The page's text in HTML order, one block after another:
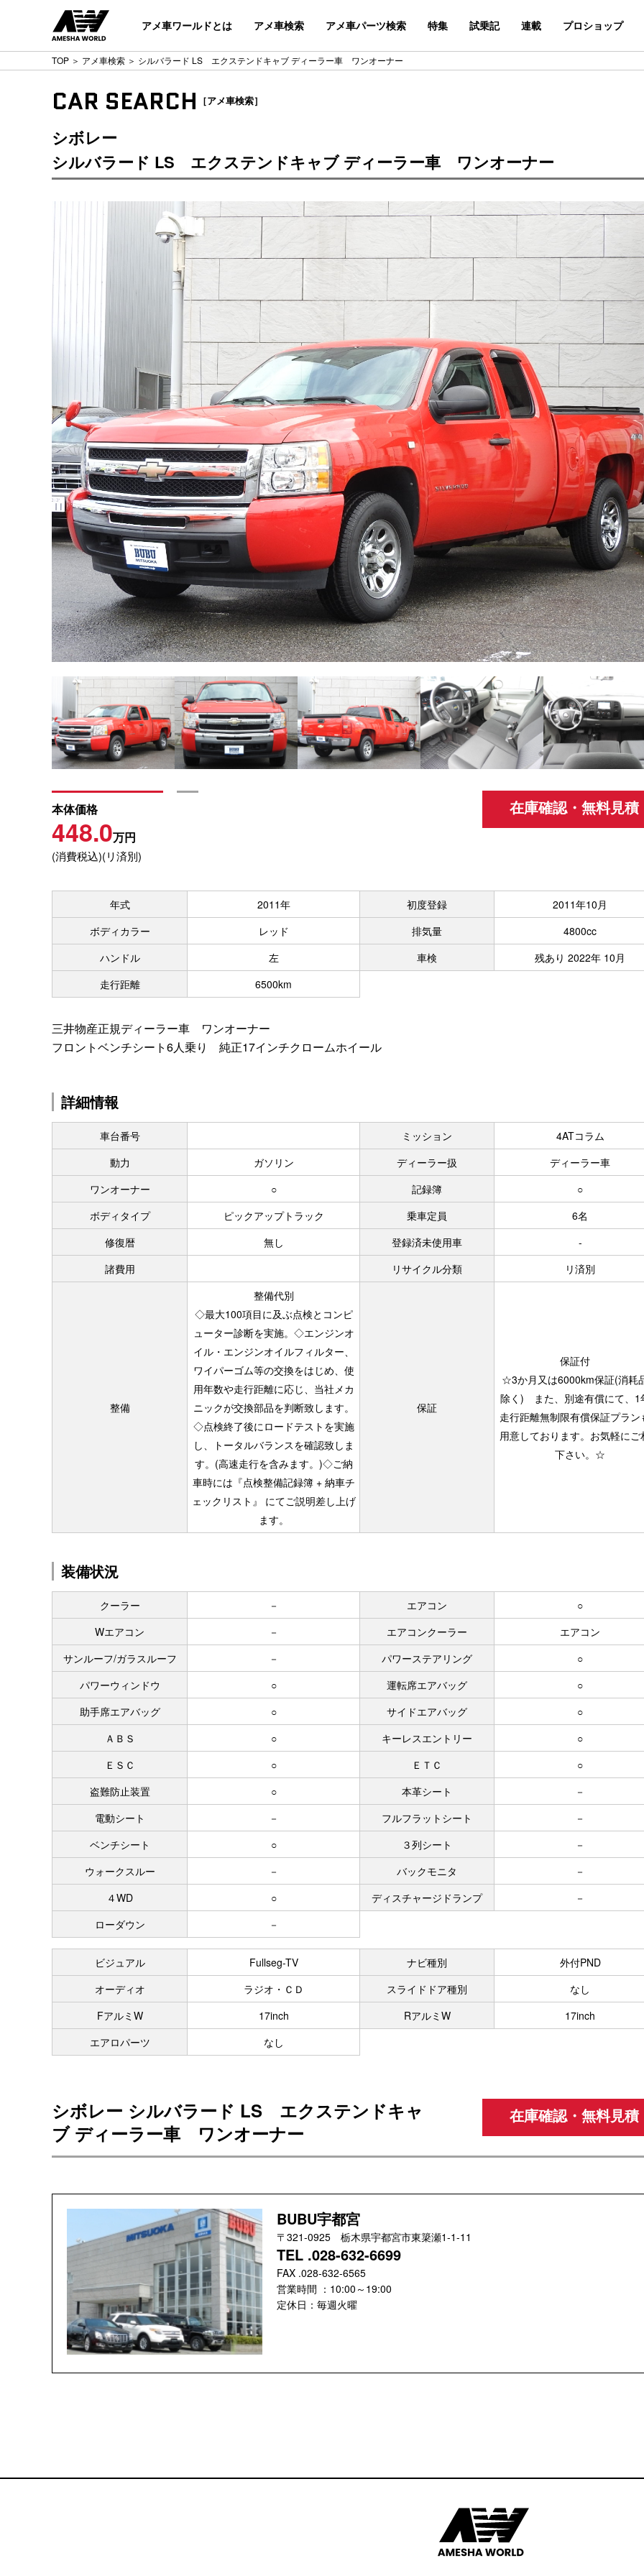
アメ車ワールドとは アメ車検索 アメ車パーツ検索 特集 試乗記 連載 プロショップ
TOP ＞ アメ車検索 ＞ シルバラード LS エクステンドキャブ ディーラー車 ワンオーナー
CAR SEARCH ［アメ車検索］
シボレー
シルバラード LS エクステンドキャブ ディーラー車 ワンオーナー
本体価格
448.0万円
(消費税込)(リ済別)
在庫確認・無料見積
年式 2011年 初度登録
2011年10月
ボディカラー
レッド 排気量
4800cc
ハンドル
左 車検
残あり 2022年 10月
走行距離
6500km
三井物産正規ディーラー車 ワンオーナー
フロントベンチシート6人乗り 純正17インチクロームホイール
詳細情報
車台番号 ミッション
4ATコラム
動力
ガソリン ディーラー扱
ディーラー車
ワンオーナー
○ 記録簿
○
ボディタイプ
ピックアップトラック 乗車定員
6名
修復暦
無し 登録済未使用車
-
諸費用
リサイクル分類 リ済別
整備
整備代別
◇最大100項目に及ぶ点検とコンピ
ューター診断を実施。◇エンジンオ
イル・エンジンオイルフィルター、
ワイパーゴム等の交換をはじめ、使
用年数や走行距離に応じ、当社メカ
ニックが交換部品を判断致します。
◇点検終了後にロードテストを実施
し、トータルバランスを確認致しま
す。(高速走行を含みます。)◇ご納
車時には『点検整備記録簿 + 納車チ
ェックリスト』 にてご説明差し上げ
ます。
保証
保証付
☆3か月又は6000km保証(消耗
除く) また、別途有償にて、1
走行距離無制限有償保証プラン
用意しております。お気軽にご
下さい。☆
装備状況
クーラー － エアコン
○
Wエアコン
－ エアコンクーラー
エアコン
サンルーフ/ガラスルーフ
－ パワーステアリング
○
パワーウィンドウ
○ 運転席エアバッグ
○
助手席エアバッグ
○ サイドエアバッグ
○
ＡＢＳ
○ キーレスエントリー
○
ＥＳＣ
○ ＥＴＣ
○
盗難防止装置
○ 本革シート
－
電動シート
－ フルフラットシート
－
ベンチシート
○ ３列シート
－
ウォークスルー
－ バックモニタ
－
４WD
○ ディスチャージドランプ
－
ローダウン
－
ビジュアル Fullseg-TV ナビ種別
外付PND
オーディオ
ラジオ・ＣＤ スライドドア種別
なし
FアルミW
17inch RアルミW
17inch
エアロパーツ
なし
シボレー シルバラード LS エクステンドキャ
ブ ディーラー車 ワンオーナー
在庫確認・無料見積
BUBU宇都宮
〒321-0925 栃木県宇都宮市東簗瀬1-1-11
TEL .028-632-6699
FAX .028-632-6565
営業時間 ：10:00～19:00
定休日：毎週火曜